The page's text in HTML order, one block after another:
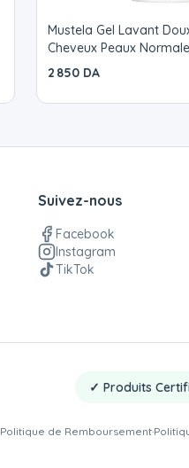
Mustela Gel Lavant
Cheveux Peaux
2 850 DA
Suivez-nous
Facebook
Instagram
TikTok
✓ Produits
Politique de Remboursement·